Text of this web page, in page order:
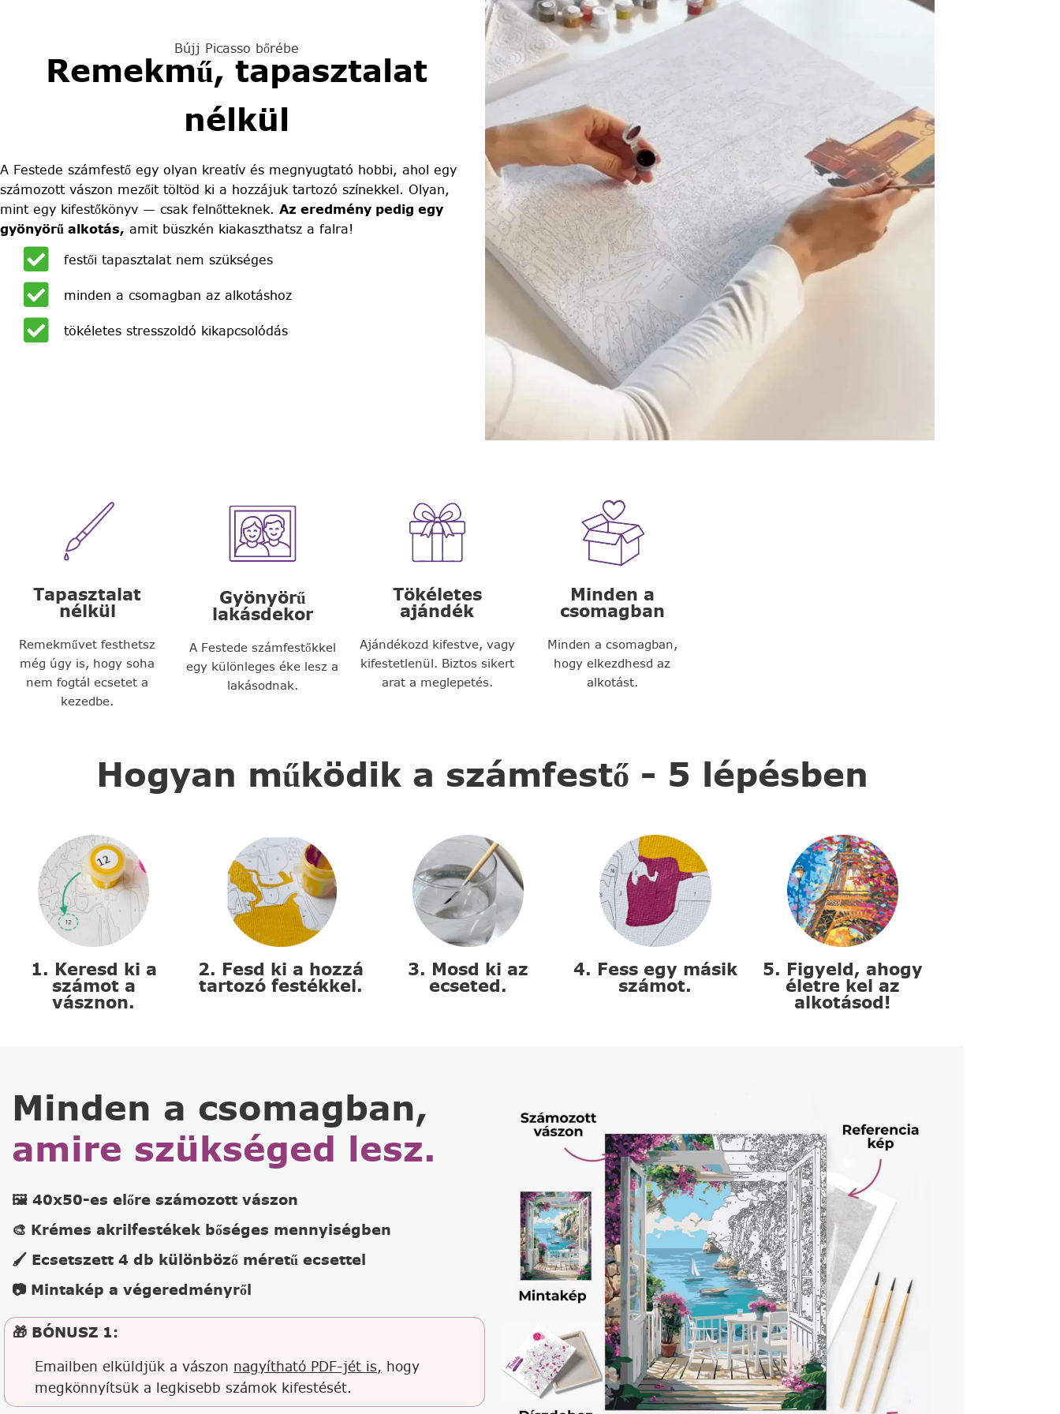
Bújj Picasso bőrébe
Remekmű, tapasztalat
nélkül
A Festede számfestő egy olyan kreatív és megnyugtató hobbi, ahol egy
számozott vászon mezőit töltöd ki a hozzájuk tartozó színekkel. Olyan,
mint egy kifestőkönyv — csak felnőtteknek. Az eredmény pedig egy
gyönyörű alkotás, amit büszkén kiakaszthatsz a falra!
festői tapasztalat nem szükséges
minden a csomagban az alkotáshoz
tökéletes stresszoldó kikapcsolódás
Tapasztalat
nélkül
Remekművet festhetsz
még úgy is, hogy soha
nem fogtál ecsetet a
kezedbe.
Gyönyörű
lakásdekor
A Festede számfestőkkel
egy különleges éke lesz a
lakásodnak.
Tökéletes
ajándék
Ajándékozd kifestve, vagy
kifestetlenül. Biztos sikert
arat a meglepetés.
Minden a
csomagban
Minden a csomagban,
hogy elkezdhesd az
alkotást.
Hogyan működik a számfestő - 5 lépésben
1. Keresd ki a
számot a
vásznon.
2. Fesd ki a hozzá
tartozó festékkel.
3. Mosd ki az
ecseted.
4. Fess egy másik
számot.
5. Figyeld, ahogy
életre kel az
alkotásod!
Minden a csomagban,
amire szükséged lesz.
🖼️ 40x50-es előre számozott vászon
🎨 Krémes akrilfestékek bőséges mennyiségben
🖌️ Ecsetszett 4 db különböző méretű ecsettel
📷 Mintakép a végeredményről
🎁 BÓNUSZ 1:
Emailben elküldjük a vászon nagyítható PDF-jét is, hogy
megkönnyítsük a legkisebb számok kifestését.